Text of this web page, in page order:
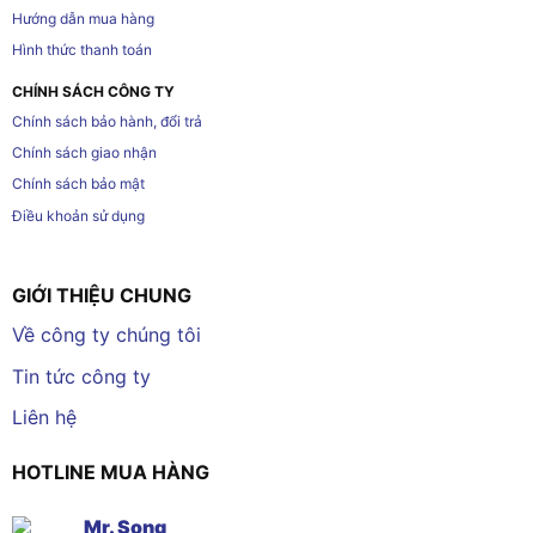
Hướng dẫn mua hàng
Hình thức thanh toán
CHÍNH SÁCH CÔNG TY
Chính sách bảo hành, đổi trả
Chính sách giao nhận
Chính sách bảo mật
Điều khoản sử dụng
GIỚI THIỆU CHUNG
Về công ty chúng tôi
Tin tức công ty
Liên hệ
HOTLINE MUA HÀNG
Mr. Song